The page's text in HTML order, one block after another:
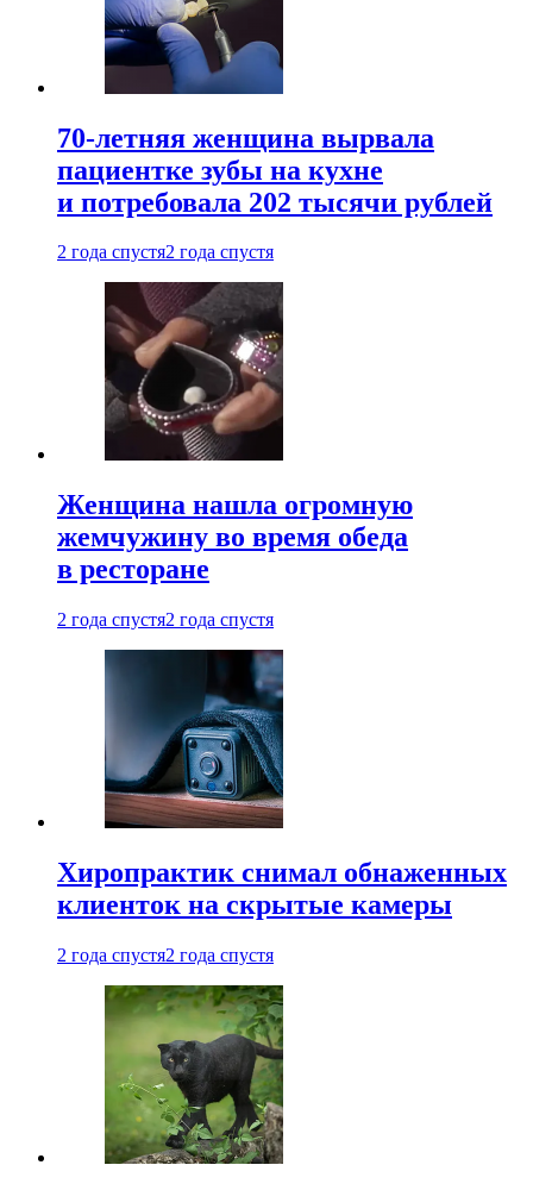
70-летняя женщина вырвала
пациентке зубы на кухне
и потребовала 202 тысячи рублей
2 года спустя2 года спустя
Женщина нашла огромную
жемчужину во время обеда
в ресторане
2 года спустя2 года спустя
Хиропрактик снимал обнаженных
клиенток на скрытые камеры
2 года спустя2 года спустя